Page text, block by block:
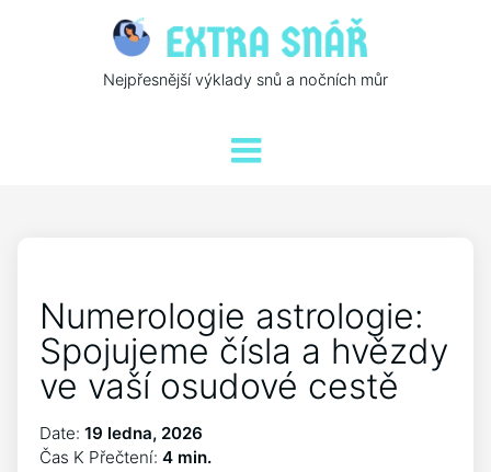
Nejpřesnější výklady snů a nočních můr
Numerologie astrologie:
Spojujeme čísla a hvězdy
ve vaší osudové cestě
Date: 19 ledna, 2026
Čas K Přečtení: 4 min.